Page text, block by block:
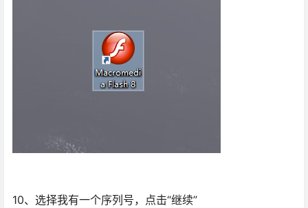
10、选择我有一个序列号，点击“继续”